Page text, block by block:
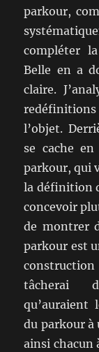
parkour,
compléter
Belle en a
claire.
redéfinitions
l’objet.
se cache
parkour, qui
la définition
concevoir
de montrer
parkour est
tâcherai
qu’auraient
du parkour à
ainsi chacun